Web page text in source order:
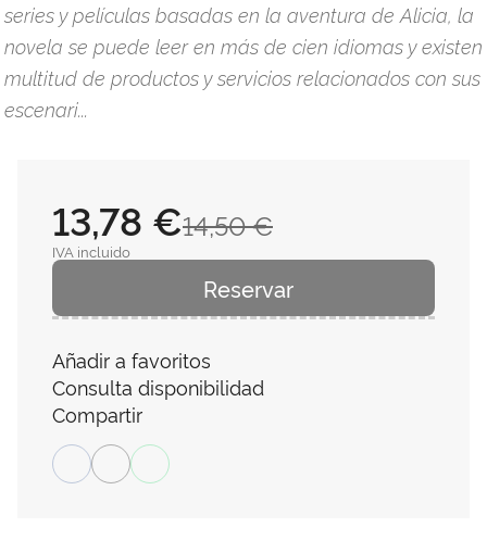
series y películas basadas en la aventura de Alicia, la
novela se puede leer en más de cien idiomas y existen
multitud de productos y servicios relacionados con sus
escenari...
14,50 €
13,78 €
IVA incluido
Reservar
Añadir a favoritos
Consulta disponibilidad
Compartir